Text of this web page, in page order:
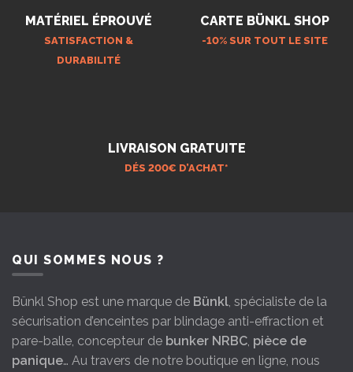
MATÉRIEL ÉPROUVÉ
SATISFACTION &
DURABILITÉ
CARTE BÜNKL SHOP
-10% SUR TOUT LE SITE
LIVRAISON GRATUITE
DÉS 200€ D’ACHAT*
QUI SOMMES NOUS ?
Bünkl Shop est une marque de Bünkl, spécialiste de la
sécurisation d’enceintes par blindage anti-effraction et
pare-balle, concepteur de bunker NRBC, pièce de
panique… Au travers de notre boutique en ligne, nous